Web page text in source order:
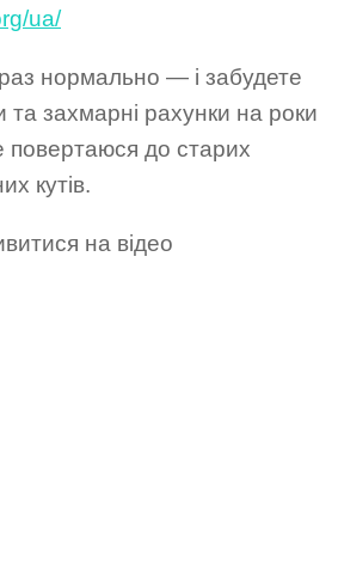
ua/
нормально — і забудете
та захмарні рахунки на роки
до старих
кутів.
на відео